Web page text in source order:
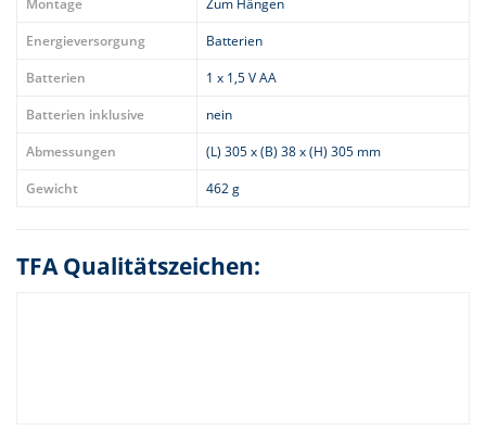
Montage
Zum Hängen
Energieversorgung
Batterien
Batterien
1 x 1,5 V AA
Batterien inklusive
nein
Abmessungen
(L) 305 x (B) 38 x (H) 305 mm
Gewicht
462 g
TFA Qualitätszeichen: